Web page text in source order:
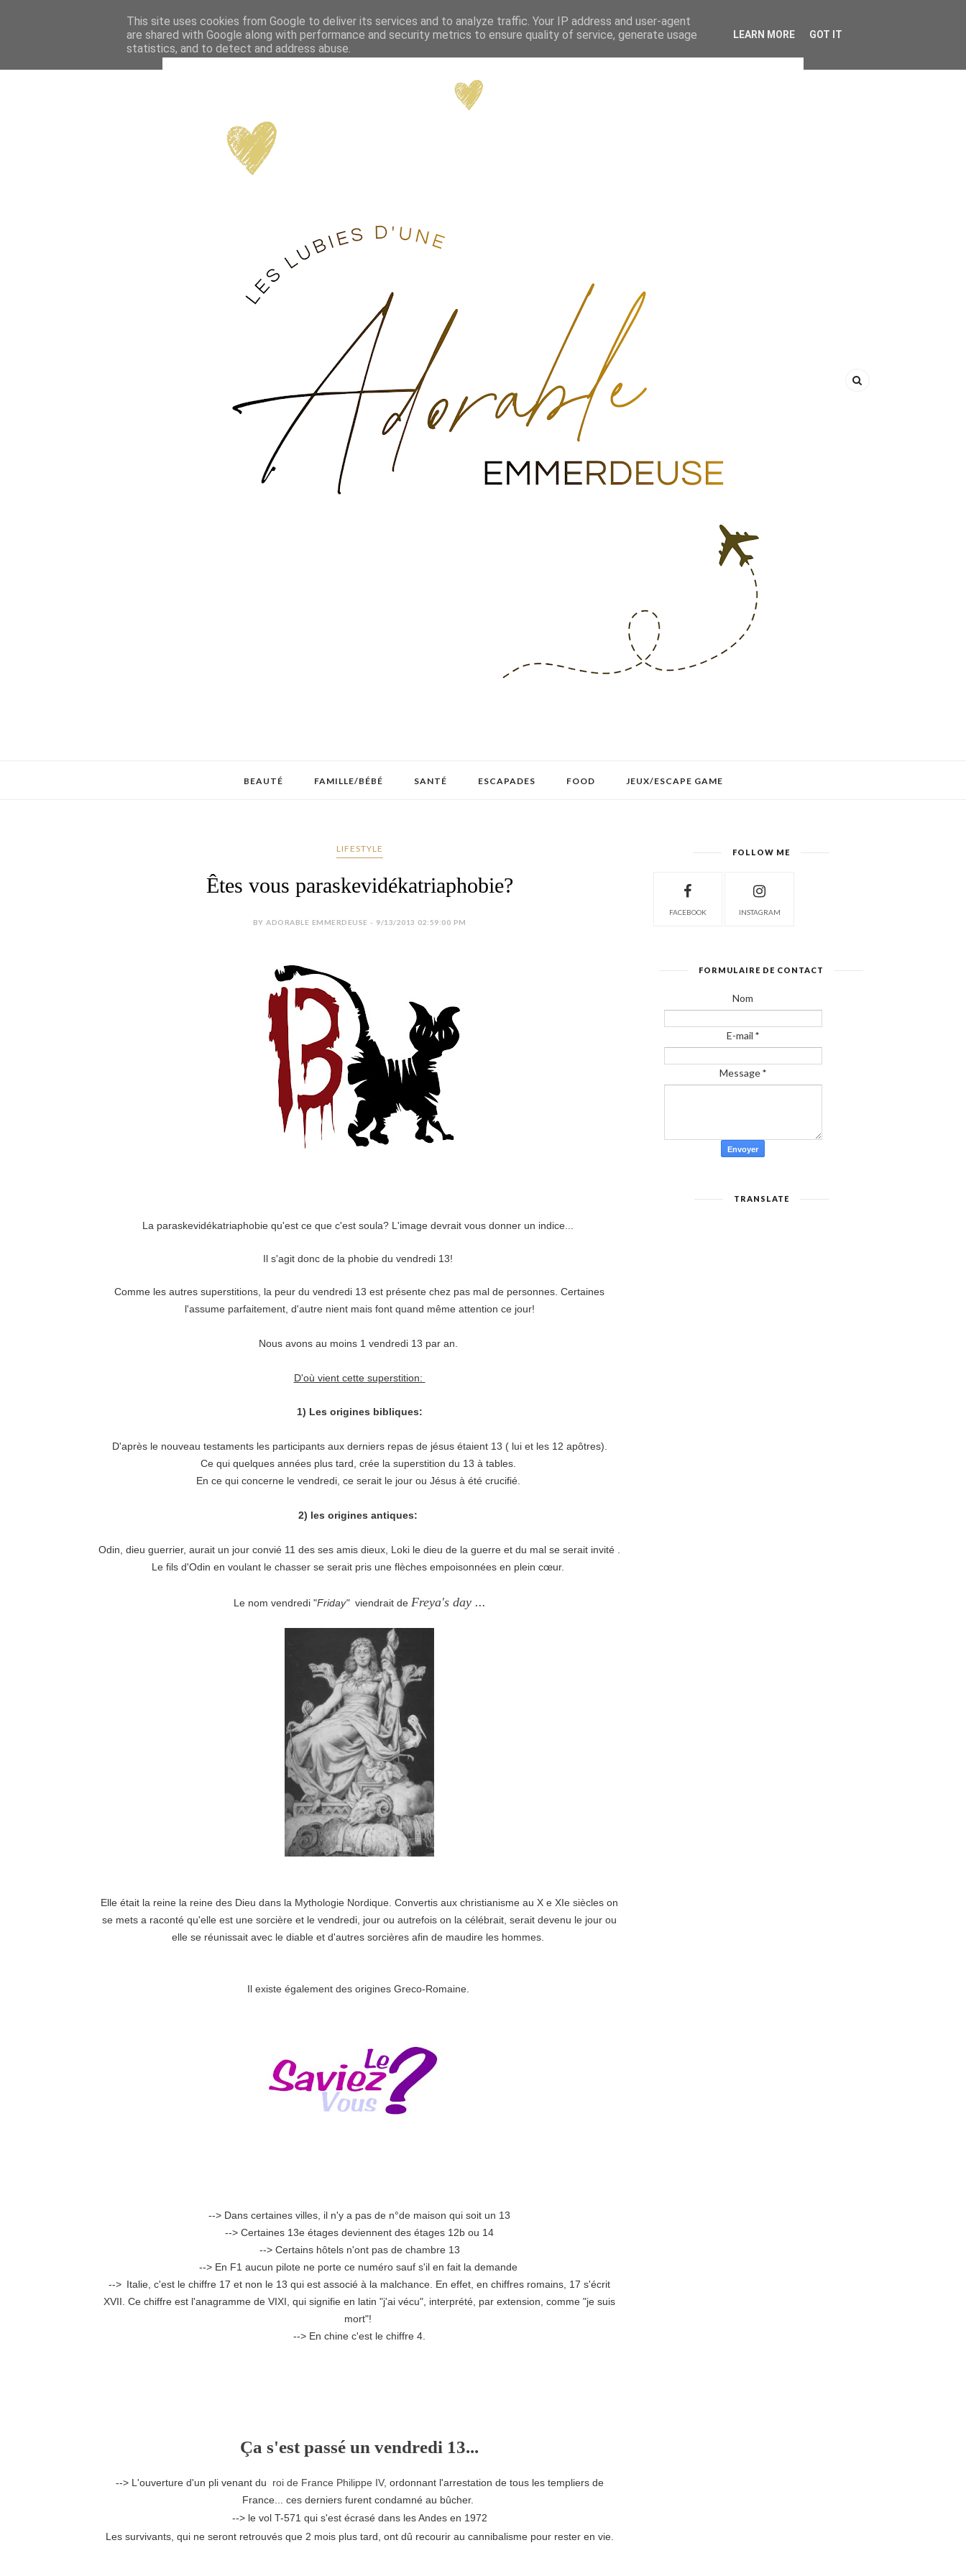
BEAUTÉ FAMILLE/BÉBÉ SANTÉ ESCAPADES FOOD JEUX/ESCAPE GAME
LIFESTYLE
Êtes vous paraskevidékatriaphobie?
BY ADORABLE EMMERDEUSE - 9/13/2013 02:59:00 PM
La paraskevidékatriaphobie qu'est ce que c'est soula? L'image devrait vous donner un indice...
Il s'agit donc de la phobie du vendredi 13!
Comme les autres superstitions, la peur du vendredi 13 est présente chez pas mal de personnes. Certaines
l'assume parfaitement, d'autre nient mais font quand même attention ce jour!
Nous avons au moins 1 vendredi 13 par an.
D'où vient cette superstition:
1) Les origines bibliques:
D'après le nouveau testaments les participants aux derniers repas de jésus étaient 13 ( lui et les 12 apôtres).
Ce qui quelques années plus tard, crée la superstition du 13 à tables.
En ce qui concerne le vendredi, ce serait le jour ou Jésus à été crucifié.
2) les origines antiques:
Odin, dieu guerrier, aurait un jour convié 11 des ses amis dieux, Loki le dieu de la guerre et du mal se serait invité .
Le fils d'Odin en voulant le chasser se serait pris une flèches empoisonnées en plein cœur.
Le nom vendredi "Friday"viendrait de Freya's day ...
Elle était la reine la reine des Dieu dans la Mythologie Nordique. Convertis aux christianisme au X e XIe siècles on
se mets a raconté qu'elle est une sorcière et le vendredi, jour ou autrefois on la célébrait, serait devenu le jour ou
elle se réunissait avec le diable et d'autres sorcières afin de maudire les hommes.
Il existe également des origines Greco-Romaine.
--> Dans certaines villes, il n'y a pas de n°de maison qui soit un 13
--> Certaines 13e étages deviennent des étages 12b ou 14
--> Certains hôtels n'ont pas de chambre 13
--> En F1 aucun pilote ne porte ce numéro sauf s'il en fait la demande
--> Italie, c'est le chiffre 17 et non le 13 qui est associé à la malchance. En effet, en chiffres romains, 17 s'écrit
XVII. Ce chiffre est l'anagramme de VIXI, qui signifie en latin "j'ai vécu", interprété, par extension, comme "je suis
mort"!
--> En chine c'est le chiffre 4.
Ça s'est passé un vendredi 13...
--> L'ouverture d'un pli venant du roi de France Philippe IV, ordonnantl'arrestation de tous les templiers de
France... ces derniers furent condamné au bûcher.
--> le vol T-571 qui s'est écrasé dans les Andes en 1972
Les survivants, qui ne seront retrouvés que 2 mois plus tard, ont dû recourir au cannibalisme pour rester en vie.
FOLLOW ME
FACEBOOK INSTAGRAM
FORMULAIRE DE CONTACT
Nom
E-mail *
Message*
TRANSLATE
This site uses cookies from Google to deliver its services and to analyze traffic. Your IP address and user-agent
are shared with Google along with performance and security metrics to ensure quality of service, generate usage
statistics, and to detect and address abuse.
LEARN MORE GOT IT